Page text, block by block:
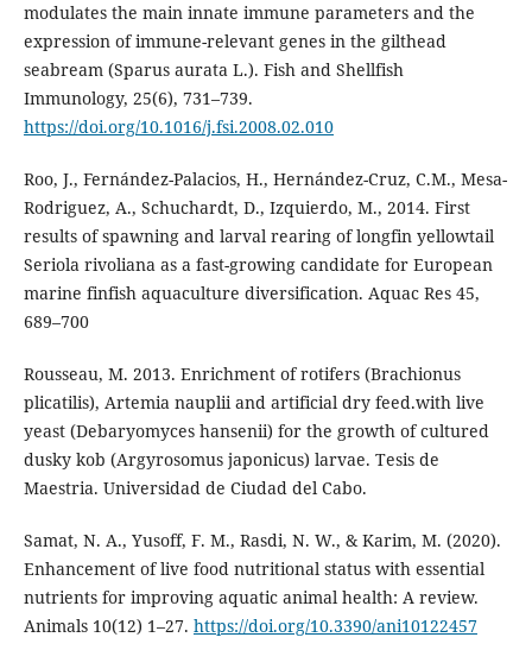
modulates the main innate immune parameters and the
expression of immune-relevant genes in the gilthead
seabream (Sparus aurata L.). Fish and Shellfish
Immunology, 25(6), 731–739.
https://doi.org/10.1016/j.fsi.2008.02.010
Roo, J., Fernández-Palacios, H., Hernández-Cruz, C.M., Mesa-
Rodriguez, A., Schuchardt, D., Izquierdo, M., 2014. First
results of spawning and larval rearing of longfin yellowtail
Seriola rivoliana as a fast-growing candidate for European
marine finfish aquaculture diversification. Aquac Res 45,
689–700
Rousseau, M. 2013. Enrichment of rotifers (Brachionus
plicatilis), Artemia nauplii and artificial dry feed.with live
yeast (Debaryomyces hansenii) for the growth of cultured
dusky kob (Argyrosomus japonicus) larvae. Tesis de
Maestria. Universidad de Ciudad del Cabo.
Samat, N. A., Yusoff, F. M., Rasdi, N. W., & Karim, M. (2020).
Enhancement of live food nutritional status with essential
nutrients for improving aquatic animal health: A review.
Animals 10(12) 1–27. https://doi.org/10.3390/ani10122457